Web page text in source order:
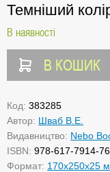
Темніший
В наявності
В КОШИК
Код: 383285
Автор: Шваб В.Е.
Видавництво: Nebo
ISBN: 978-617-7914-
Формат: 170х250х25